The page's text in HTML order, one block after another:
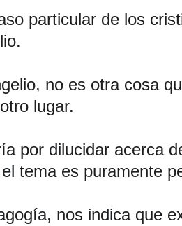
particular de los
no es otra cosa
lugar.
por dilucidar acerca
tema es puramente
nos indica que